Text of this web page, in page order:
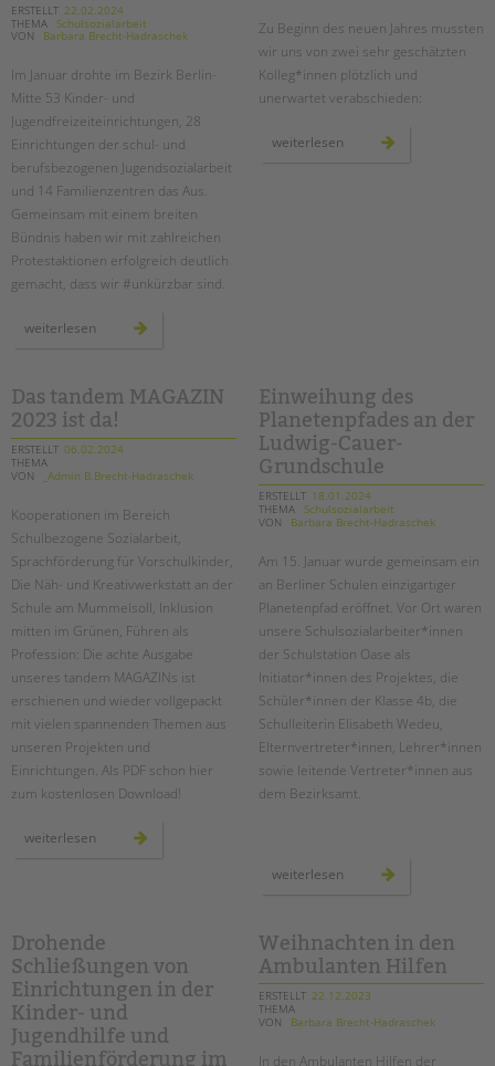
ERSTELLT 22.02.2024
THEMA Schulsozialarbeit
VON
Barbara Brecht-Hadraschek
Im Januar drohte im Bezirk Berlin-
Mitte 53 Kinder- und
Jugendfreizeiteinrichtungen, 28
Einrichtungen der schul- und
berufsbezogenen Jugendsozialarbeit
und 14 Familienzentren das Aus.
Gemeinsam mit einem breiten
Bündnis haben wir mit zahlreichen
Protestaktionen erfolgreich deutlich
gemacht, dass wir #unkürzbar sind.
weiterlesen proteste
Zu Beginn des neuen Jahres mussten
wir uns von zwei sehr geschätzten
Kolleg*innen plötzlich und
unerwartet verabschieden:
weiterlesen
Das tandem MAGAZIN
2023 ist da!
ERSTELLT 06.02.2024
THEMA
VON
_Admin B.Brecht-Hadraschek
Kooperationen im Bereich
Schulbezogene Sozialarbeit,
Sprachförderung für Vorschulkinder,
Die Näh- und Kreativwerkstatt an der
Schule am Mummelsoll, Inklusion
mitten im Grünen, Führen als
Profession: Die achte Ausgabe
unseres tandem MAGAZINs ist
erschienen und wieder vollgepackt
mit vielen spannenden Themen aus
unseren Projekten und
Einrichtungen. Als PDF schon hier
zum kostenlosen Download!
weiterlesen
tandem
Einweihung des
Planetenpfades an der
Ludwig-Cauer-
Grundschule
ERSTELLT 18.01.2024
THEMA Schulsozialarbeit
VON
Barbara Brecht-Hadraschek
Am 15. Januar wurde gemeinsam ein
an Berliner Schulen einzigartiger
Planetenpfad eröffnet. ­Vor Ort waren
unsere Schulsozialarbeiter*innen
der Schulstation Oase als
Initiator*innen des Projektes, die
Schüler*innen der Klasse 4b, die
Schulleiterin Elisabeth Wedeu,
Elternvertreter*innen, Lehrer*innen
sowie leitende Vertreter*innen aus
dem Bezirksamt.
weiterlesen einweihung
ludwig-
cauer-
grundschule
Drohende
Schließungen von
Einrichtungen in der
Kinder- und
Jugendhilfe und
Familienförderung im
Weihnachten in den
Ambulanten Hilfen
ERSTELLT 22.12.2023
THEMA
VON
Barbara Brecht-Hadraschek
In den Ambulanten Hilfen der